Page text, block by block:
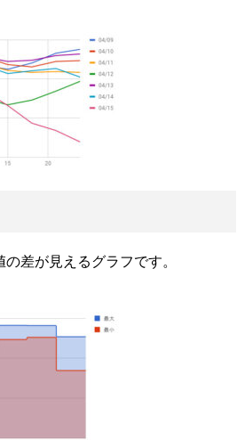
差が見えるグラフです。